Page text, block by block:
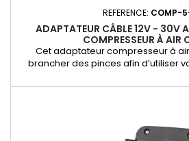
REFERENCE: COMP-
ADAPTATEUR CÂBLE 12V - 30V
COMPRESSEUR À AIR
Cet adaptateur compresseur à
brancher des pinces afin d’utiliser
batterie de votre véhicule comme
Compatibilité...